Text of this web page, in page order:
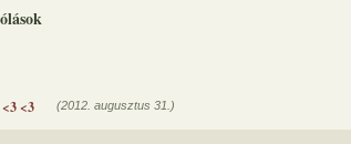
<3 (2012. augusztus 31.)